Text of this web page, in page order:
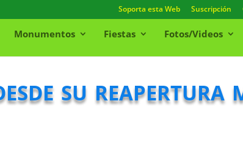
Soporta esta Web Suscripción
Monumentos Fiestas Fotos/Videos
su reapertura